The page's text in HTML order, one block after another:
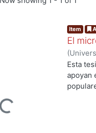
Item
El
(
de
Esta
apoyan